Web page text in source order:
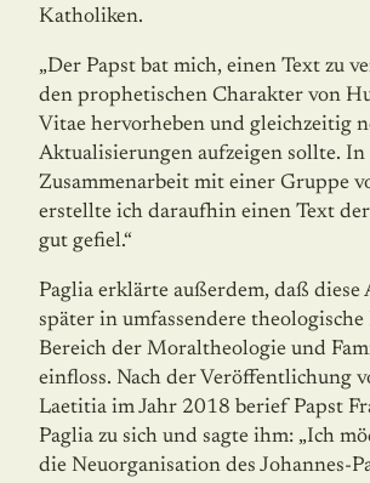
Katholiken.
„Der Papst bat mich, einen Text zu
den prophetischen Charakter von
Vitae hervorheben und gleichzeitig
Aktualisierungen aufzeigen sollte. In
Zusammenarbeit mit einer Gruppe
erstellte ich daraufhin einen Text
gut gefiel.“
Paglia erklärte außerdem, daß diese
später in umfassendere
Bereich der Moraltheologie und
einfloss. Nach der Veröffentlichung
Laetitia im Jahr 2018 berief Papst
Paglia zu sich und sagte ihm: „Ich
die Neuorganisation des Johannes-